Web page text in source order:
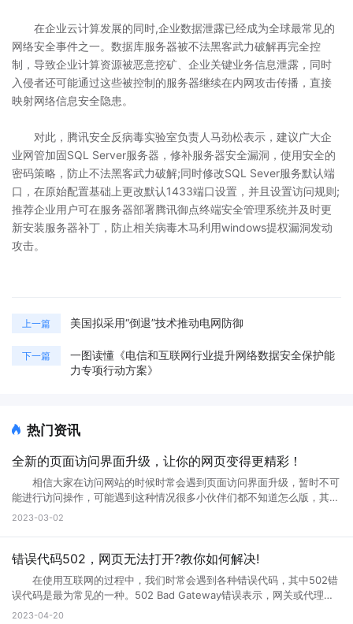
在企业云计算发展的同时,企业数据泄露已经成为全球最常见的
网络安全事件之一。数据库服务器被不法黑客武力破解再完全控
制，导致企业计算资源被恶意挖矿、企业关键业务信息泄露，同时
入侵者还可能通过这些被控制的服务器继续在内网攻击传播，直接
映射网络信息安全隐患。
对此，腾讯安全反病毒实验室负责人马劲松表示，建议广大企
业网管加固SQL Server服务器，修补服务器安全漏洞，使用安全的
密码策略，防止不法黑客武力破解;同时修改SQL Sever服务默认端
口，在原始配置基础上更改默认1433端口设置，并且设置访问规则;
推荐企业用户可在服务器部署腾讯御点终端安全管理系统并及时更
新安装服务器补丁，防止相关病毒木马利用windows提权漏洞发动
攻击。
上一篇 美国拟采用“倒退”技术推动电网防御
下一篇
一图读懂《电信和互联网行业提升网络数据安全保护能
力专项行动方案》
热门资讯
全新的页面访问界面升级，让你的网页变得更精彩！
相信大家在访问网站的时候时常会遇到页面访问界面升级，暂时不可
能进行访问操作，可能遇到这种情况很多小伙伴们都不知道怎么版，其实
互联网网页在正常使用过程中是不会出现这种问题的。那么如果遇到页面
问页面，就是用户们正在访问的网页正在进行升级，暂时不可能进行访问
者们会通过升级访问提升网页的流畅度，让大家后续访问过程中更加顺
畅。这样上网就不会太卡了。 页面访问界面升级通知怎么设置出现页
面访问升级通知中，可以首先打开这个永久访问页面，然后点击升级按
2023-03-02
错误代码502，网页无法打开?教你如何解决!
在使用互联网的过程中，我们时常会遇到各种错误代码，其中502错
误代码是最为常见的一种。502 Bad Gateway错误表示，网关或代理服
务无法将请求发送到上游服务器。那么，错误代码502是什么意思?错误
2023-04-20